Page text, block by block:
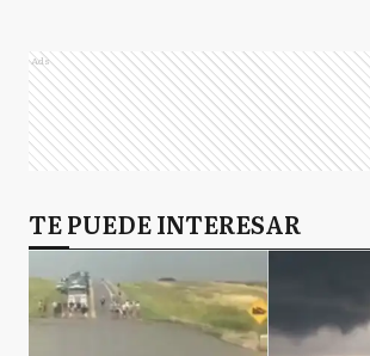
GL General Lavalle
GS General San Martín
GV General Villegas
Ads
TE PUEDE INTERESAR